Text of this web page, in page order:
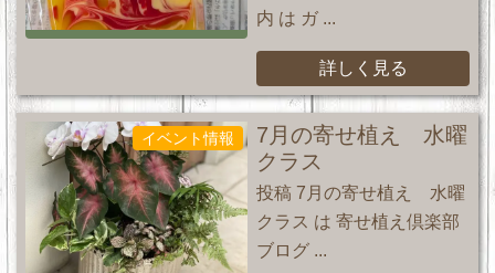
内 は ガ ...
詳しく見る
イベント情報
7月の寄せ植え 水曜
クラス
投稿 7月の寄せ植え 水曜
クラス は 寄せ植え倶楽部
ブログ ...